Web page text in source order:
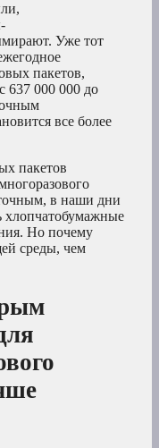
Уже тот
пакетов,
637 000 000 до
все более
пакетов
в наши дни
хлопчатобумажные
Но почему
среды, чем